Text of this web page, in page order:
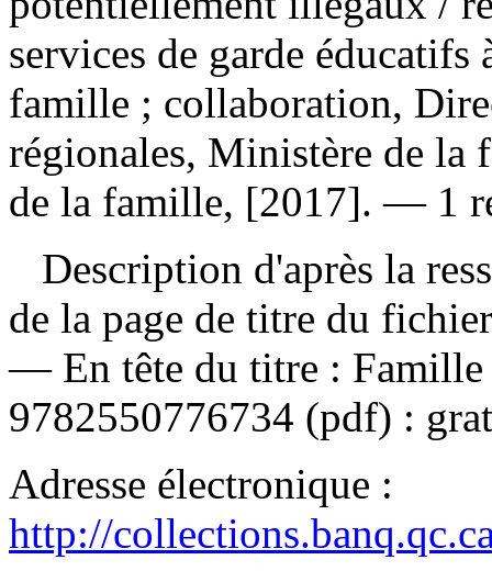
services de garde
famille ; collaboration,
régionales, Ministère de
de la famille, [2017]. — 1
Description d'après la
de la page de titre du
— En tête du titre :
9782550776734 (pdf) :
Adresse électronique :
http://